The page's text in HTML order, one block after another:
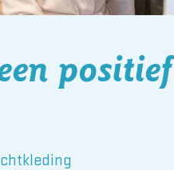
positief